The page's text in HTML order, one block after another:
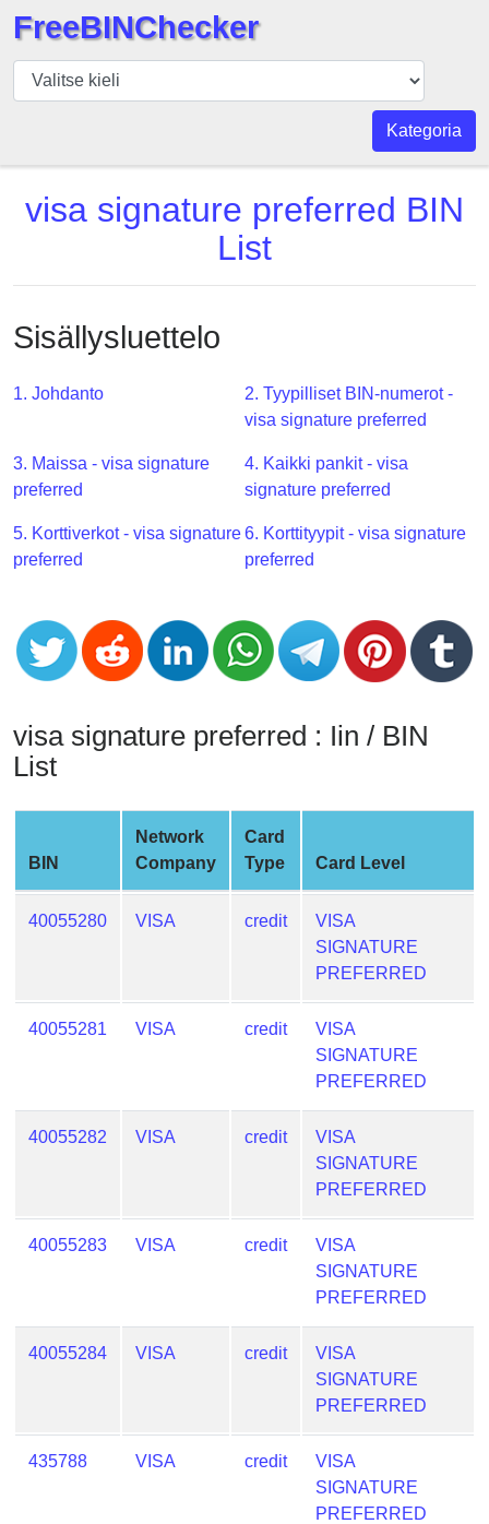
BIN
Tarkistaja
BIN
Määrä
API
BIN
Generator
BIN
Checker
BIN
CC
Generator
from
Banks
Credit
Card
Validator
Credit
Card
Generator
Random
Card
Generator
Generate
from
BIN
Checker
Service
is
My
?
IP
IP
BIN
FreeBINChecker
Kategoria
visa signature preferred BIN
List
Sisällysluettelo
1. Johdanto
2. Tyypilliset BIN-numerot -
visa signature preferred
3. Maissa - visa signature
preferred
4. Kaikki pankit - visa
signature preferred
5. Korttiverkot - visa signature
preferred
6. Korttityypit - visa signature
preferred
visa signature preferred : Iin / BIN
List
BIN
Network
Company
Card
Type
Card Level
40055280 VISA credit
VISA
SIGNATURE
PREFERRED
40055281 VISA credit
VISA
SIGNATURE
PREFERRED
40055282 VISA credit
VISA
SIGNATURE
PREFERRED
40055283 VISA credit
VISA
SIGNATURE
PREFERRED
40055284 VISA credit
VISA
SIGNATURE
PREFERRED
435788 VISA credit
VISA
SIGNATURE
PREFERRED